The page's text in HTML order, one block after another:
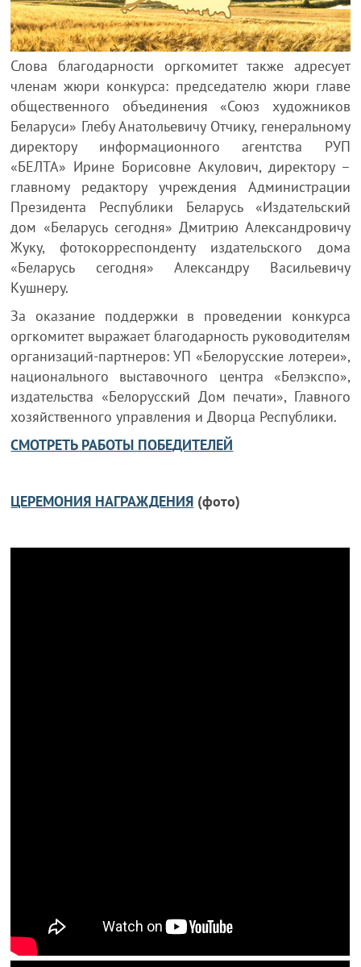
Слова благодарности оргкомитет также адресует
членам жюри конкурса: председателю жюри главе
общественного объединения «Союз художников
Беларуси» Глебу Анатольевичу Отчику, генеральному
директору информационного агентства РУП
«БЕЛТА» Ирине Борисовне Акулович, директору –
главному редактору учреждения Администрации
Президента Республики Беларусь «Издательский
дом «Беларусь сегодня» Дмитрию Александровичу
Жуку, фотокорреспонденту издательского дома
«Беларусь сегодня» Александру Васильевичу
Кушнеру.
За оказание поддержки в проведении конкурса
оргкомитет выражает благодарность руководителям
организаций-партнеров: УП «Белорусские лотереи»,
национального выставочного центра «Белэкспо»,
издательства «Белорусский Дом печати», Главного
хозяйственного управления и Дворца Республики.
СМОТРЕТЬ РАБОТЫ ПОБЕДИТЕЛЕЙ
ЦЕРЕМОНИЯ НАГРАЖДЕНИЯ (фото)